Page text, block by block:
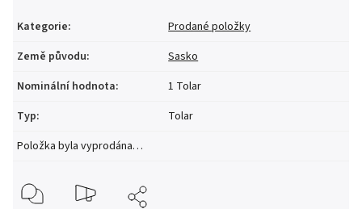
Kategorie:
Prodané položky
Země původu:
Sasko
Nominální hodnota:
1 Tolar
Typ:
Tolar
Položka byla vyprodána…